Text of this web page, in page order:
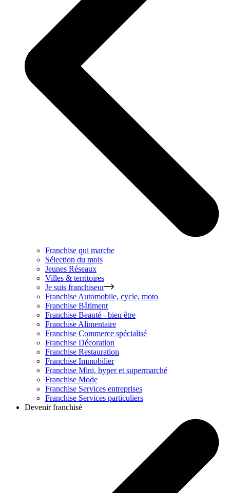
Franchise qui marche
Sélection du mois
Jeunes Réseaux
Villes & territoires
Je suis franchiseur
Franchise Automobile, cycle, moto
Franchise Bâtiment
Franchise Beauté - bien être
Franchise Alimentaire
Franchise Commerce spécialisé
Franchise Décoration
Franchise Restauration
Franchise Immobilier
Franchise Mini, hyper et supermarché
Franchise Mode
Franchise Services entreprises
Franchise Services particuliers
Devenir franchisé